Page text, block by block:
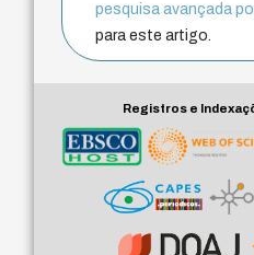
pesquisa avançada
para este artigo.
Registros e